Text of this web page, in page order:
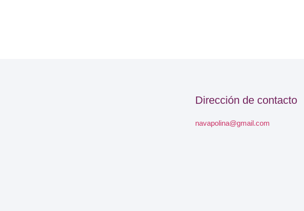
Dirección de contacto
navapolina@gmail.com